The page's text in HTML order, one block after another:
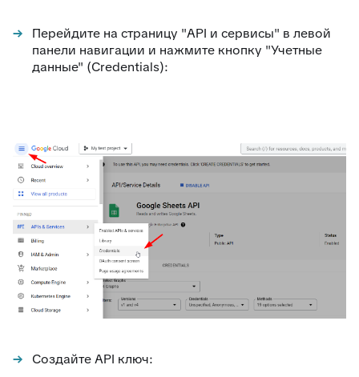
Перейдите на страницу "API и сервисы" в левой
панели навигации и нажмите кнопку "Учетные
данные" (Credentials):
Создайте API ключ: